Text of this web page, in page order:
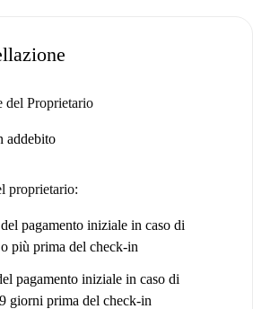
del Proprietario
addebito
proprietario:
pagamento iniziale in caso di
più prima del check-in
pagamento iniziale in caso di
giorni prima del check-in